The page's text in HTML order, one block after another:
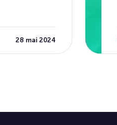
28 mai 2024